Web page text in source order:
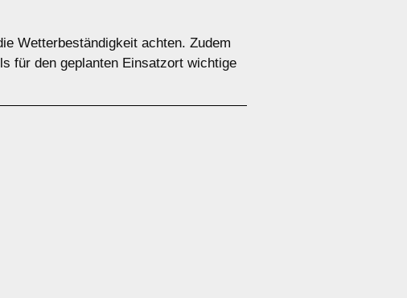
Wetterbeständigkeit achten. Zudem
für den geplanten Einsatzort wichtige